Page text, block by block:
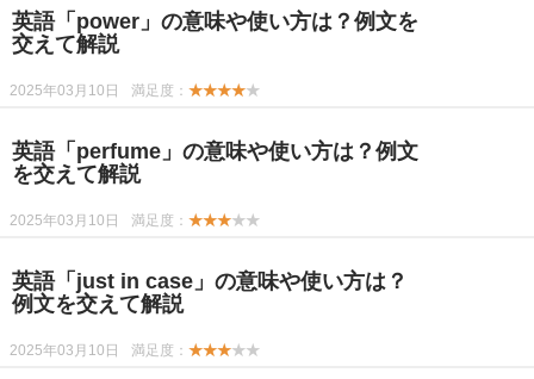
英語「power」の意味や使い方は？例文を
交えて解説
2025年03月10日 満足度： ★★★★★
英語「perfume」の意味や使い方は？例文
を交えて解説
2025年03月10日 満足度： ★★★★★
英語「just in case」の意味や使い方は？
例文を交えて解説
2025年03月10日 満足度： ★★★★★